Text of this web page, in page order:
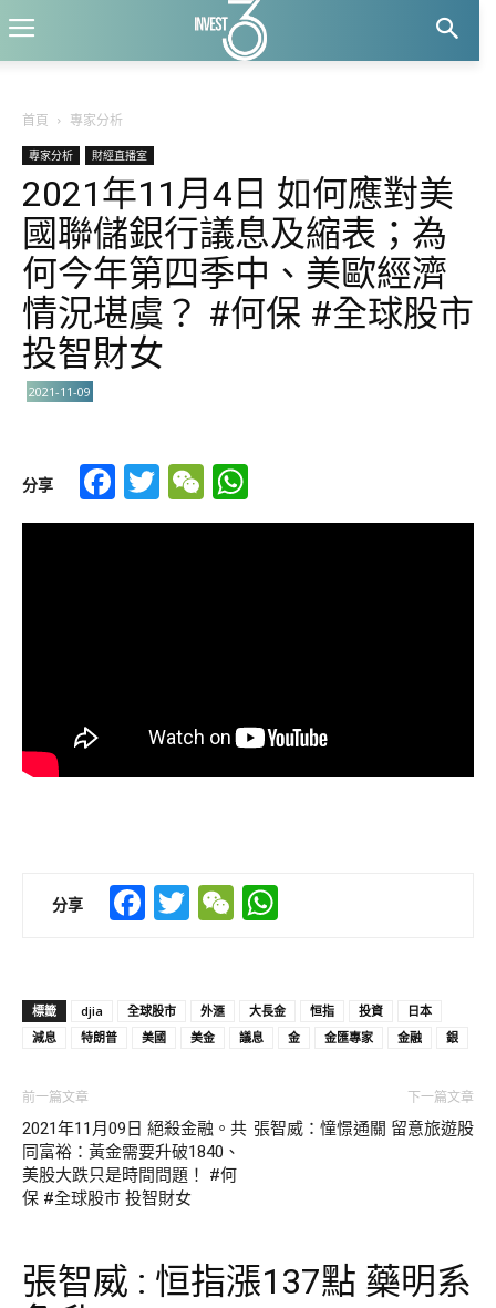
首頁 專家分析
專家分析 財經直播室
2021年11月4日 如何應對美
國聯儲銀行議息及縮表；為
何今年第四季中、美歐經濟
情況堪虞？ #何保 #全球股市
投智財女
2021-11-09
分享 Facebook
TwitterWeChat
分享 Facebook
TwitterWeChat
標籤 djia 全球股市 外滙 大長金 恒指 投資
日本
減息
特朗普 美國 美金 議息 金 金匯專家 金融 銀
前一篇文章
2021年11月09日 絕殺金融。共
同富裕：黃金需要升破1840、
美股大跌只是時間問題！ #何
保 #全球股市 投智財女
下一篇文章
張智威：憧憬通關 留意旅遊股
張智威 : 恒指漲137點 藥明系